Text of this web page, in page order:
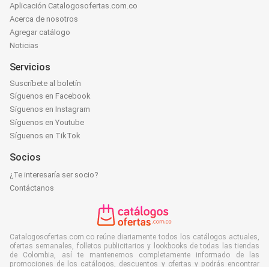
Aplicación Catalogosofertas.com.co
Acerca de nosotros
Agregar catálogo
Noticias
Servicios
Suscríbete al boletín
Síguenos en Facebook
Síguenos en Instagram
Síguenos en Youtube
Síguenos en TikTok
Socios
¿Te interesaría ser socio?
Contáctanos
Catalogosofertas.com.co reúne diariamente todos los catálogos actuales,
ofertas semanales, folletos publicitarios y lookbooks de todas las tiendas
de Colombia, así te mantenemos completamente informado de las
promociones de los catálogos, descuentos y ofertas y podrás encontrar